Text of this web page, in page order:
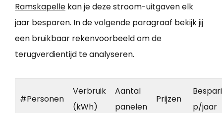
Ramskapelle kan je deze stroom-uitgaven elk
jaar besparen. In de volgende paragraaf bekijk jij
een bruikbaar rekenvoorbeeld om de
terugverdientijd te analyseren.
#Personen
Verbruik
(kWh)
Aantal
panelen
Prijzen
p/jaar